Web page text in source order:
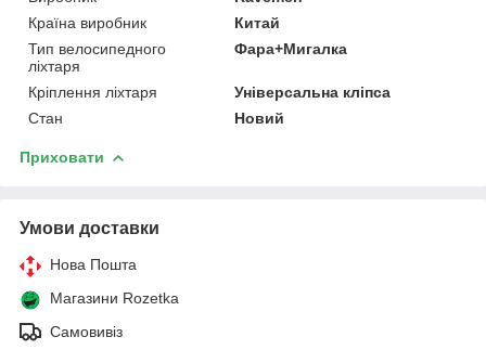
Країна виробник
Китай
Тип велосипедного
ліхтаря
Фара+Мигалка
Кріплення ліхтаря
Універсальна кліпса
Стан
Новий
Приховати
Умови доставки
Нова Пошта
Магазини Rozetka
Самовивіз